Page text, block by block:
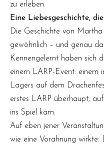
zu erleben.
Eine Liebesgeschichte,
Die Geschichte von
gewöhnlich – und genau
Kennengelernt haben sich
einem LARP-Event: einem
Lagers auf dem
erstes LARP überhaupt,
ins Spiel kam.
Auf eben jener
wie eine Vorahnung